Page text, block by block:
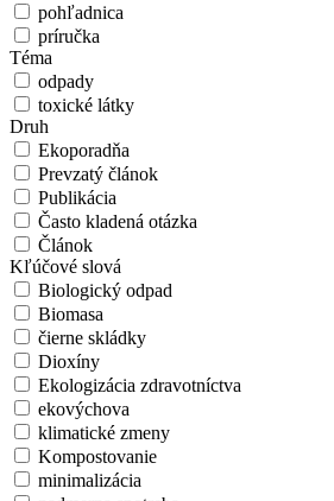
pohľadnica
príručka
Téma
odpady
toxické látky
Druh
Ekoporadňa
Prevzatý článok
Publikácia
Často kladená otázka
Článok
Kľúčové slová
Biologický odpad
Biomasa
čierne skládky
Dioxíny
Ekologizácia zdravotníctva
ekovýchova
klimatické zmeny
Kompostovanie
minimalizácia